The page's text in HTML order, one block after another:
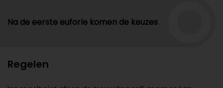
Na de eerste euforie komen de keuzes
Regelen